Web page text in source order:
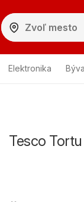
Elektronika
Tesco